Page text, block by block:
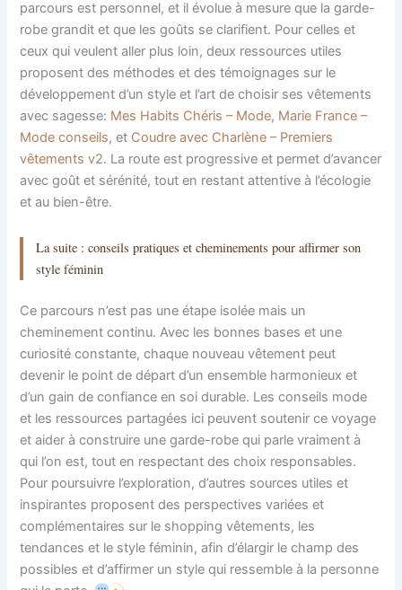
parcours est personnel, et il évolue à mesure que la garde-
robe grandit et que les goûts se clarifient. Pour celles et
ceux qui veulent aller plus loin, deux ressources utiles
proposent des méthodes et des témoignages sur le
développement d’un style et l’art de choisir ses vêtements
avec sagesse: Mes Habits Chéris – Mode, Marie France –
Mode conseils, et Coudre avec Charlène – Premiers
vêtements v2. La route est progressive et permet d’avancer
avec goût et sérénité, tout en restant attentive à l’écologie
et au bien-être.
La suite : conseils pratiques et cheminements pour affirmer son
style féminin
Ce parcours n’est pas une étape isolée mais un
cheminement continu. Avec les bonnes bases et une
curiosité constante, chaque nouveau vêtement peut
devenir le point de départ d’un ensemble harmonieux et
d’un gain de confiance en soi durable. Les conseils mode
et les ressources partagées ici peuvent soutenir ce voyage
et aider à construire une garde-robe qui parle vraiment à
qui l’on est, tout en respectant des choix responsables.
Pour poursuivre l’exploration, d’autres sources utiles et
inspirantes proposent des perspectives variées et
complémentaires sur le shopping vêtements, les
tendances et le style féminin, afin d’élargir le champ des
possibles et d’affirmer un style qui ressemble à la personne